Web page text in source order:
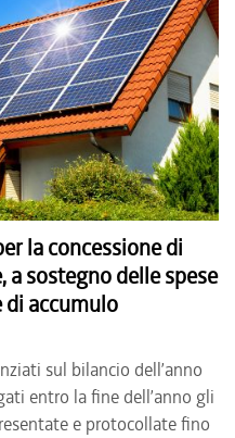
la concessione di
a sostegno delle spese
accumulo
sul bilancio dell’anno
entro la fine dell’anno gli
e protocollate fino